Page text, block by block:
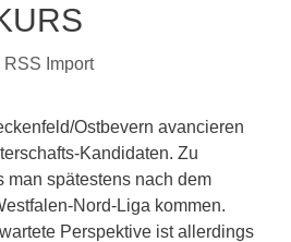
RSS Import
Ostbevern avancieren
Kandidaten. Zu
man spätestens nach dem
Nord-Liga kommen.
Perspektive ist allerdings